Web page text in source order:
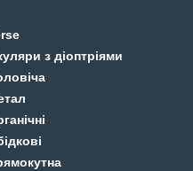
з діоптріями